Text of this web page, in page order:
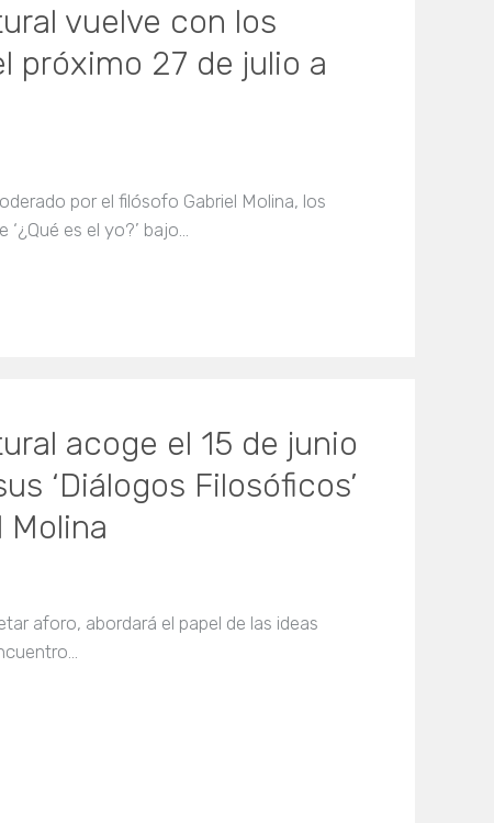
vuelve con los
próximo 27 de julio a
por el filósofo Gabriel Molina, los
es el yo?’ bajo…
acoge el 15 de junio
‘Diálogos Filosóficos’
Molina
aforo, abordará el papel de las ideas